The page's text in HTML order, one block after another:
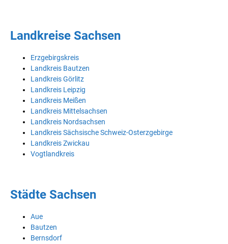
Landkreise Sachsen
Erzgebirgskreis
Landkreis Bautzen
Landkreis Görlitz
Landkreis Leipzig
Landkreis Meißen
Landkreis Mittelsachsen
Landkreis Nordsachsen
Landkreis Sächsische Schweiz-Osterzgebirge
Landkreis Zwickau
Vogtlandkreis
Städte Sachsen
Aue
Bautzen
Bernsdorf